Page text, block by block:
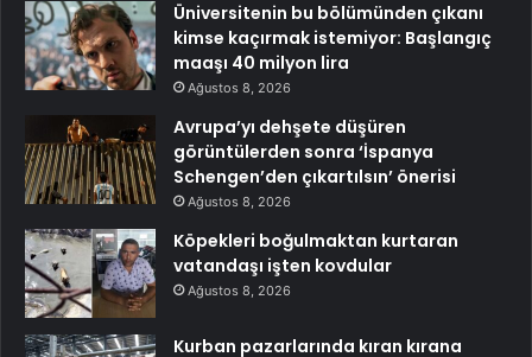
Üniversitenin bu bölümünden çıkanı
kimse kaçırmak istemiyor: Başlangıç
maaşı 40 milyon lira
Ağustos 8, 2026
Avrupa’yı dehşete düşüren
görüntülerden sonra ‘İspanya
Schengen’den çıkartılsın’ önerisi
Ağustos 8, 2026
Köpekleri boğulmaktan kurtaran
vatandaşı işten kovdular
Ağustos 8, 2026
Kurban pazarlarında kıran kırana